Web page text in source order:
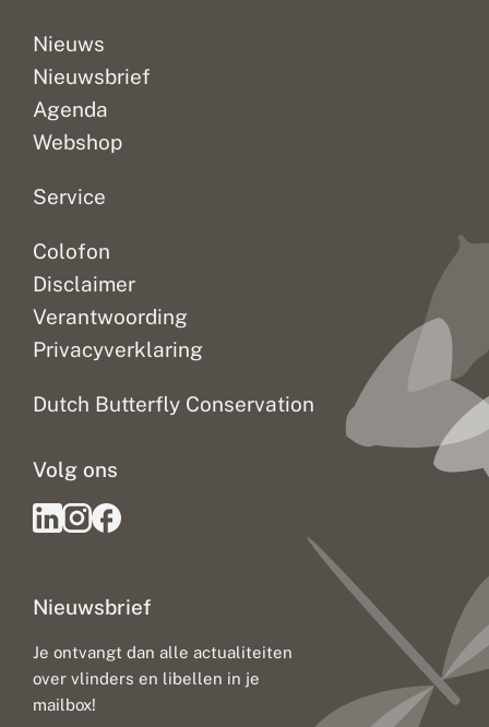
Nieuws
Nieuwsbrief
Agenda
Webshop
Service
Colofon
Disclaimer
Verantwoording
Privacyverklaring
Dutch Butterfly Conservation
Nieuwsbrief
Je ontvangt dan alle actualiteiten
over vlinders en libellen in je
mailbox!
Volg ons